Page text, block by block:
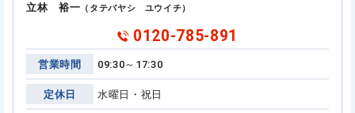
立林 裕一 （タテバヤシ ユウイチ）
0120-785-891
営業時間 09:30～17:30
定休日 水曜日・祝日